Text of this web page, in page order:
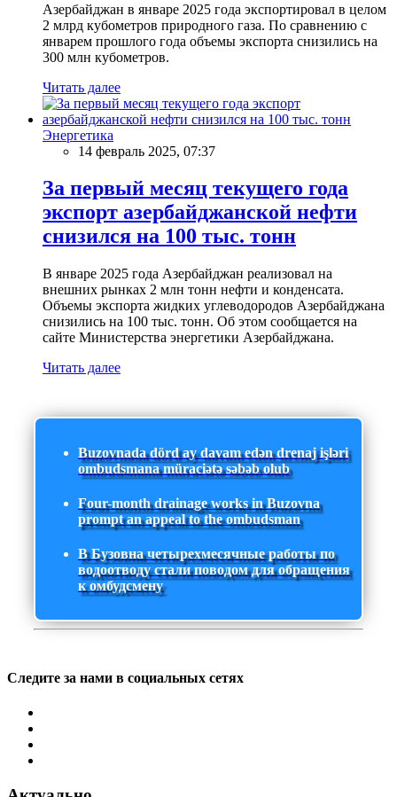
Азербайджан в январе 2025 года экспортировал в целом
2 млрд кубометров природного газа. По сравнению с
январем прошлого года объемы экспорта снизились на
300 млн кубометров.
Читать далее
Энергетика
14 февраль 2025, 07:37
За первый месяц текущего года
экспорт азербайджанской нефти
снизился на 100 тыс. тонн
В январе 2025 года Азербайджан реализовал на
внешних рынках 2 млн тонн нефти и конденсата.
Объемы экспорта жидких углеводородов Азербайджана
снизились на 100 тыс. тонн. Об этом сообщается на
сайте Министерства энергетики Азербайджана.
Читать далее
Buzovnada dörd ay davam edən drenaj işləri
ombudsmana müraciətə səbəb olub
Four-month drainage works in Buzovna
prompt an appeal to the ombudsman
В Бузовна четырехмесячные работы по
водоотводу стали поводом для обращения
к омбудсмену
Следите за нами в социальных сетях